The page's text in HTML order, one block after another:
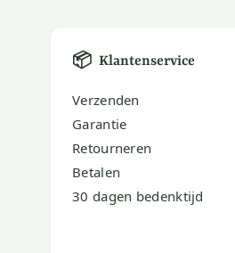
📦 Klantenservice
Verzenden
Garantie
Retourneren
Betalen
30 dagen bedenktijd